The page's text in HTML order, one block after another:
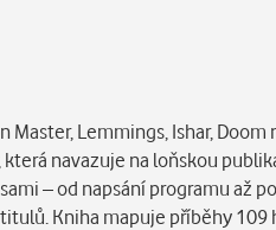
Lemmings, Ishar,
navazuje na loňskou
– od napsání programu až
Kniha mapuje příběhy